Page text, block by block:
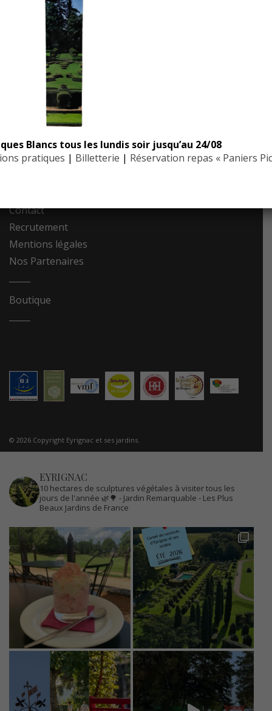
Dordogne – Périgord
Téléphone : 05.53.28.99.71
Email : contact@eyrignac.com
ESPACE PRESSE
Communiqués de presse
Contact
Recrutement
Mentions légales
Nos Partenaires
Boutique
© 2026 Copyright Eyrignac et ses jardins.
EYRIGNAC
10 hectares de sculptures végétales à visiter tous les
jours de l'année 🌿🌳 - Jardin Remarquable - Les Plus
Beaux Jardins de France
Blancs tous les lundis soir jusqu’au 24/08
pratiques | Billetterie | Réservation repas « Paniers